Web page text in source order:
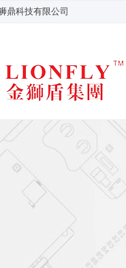
鼎科技有限公司